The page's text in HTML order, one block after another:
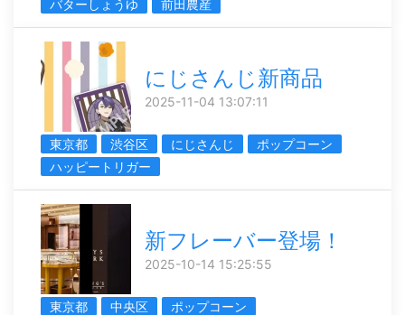
バターしょうゆ 前田農産
にじさんじ新商品
2025-11-04 13:07:11
東京都 渋谷区 にじさんじ
ポップコーン
ハッピートリガー
新フレーバー登場！
2025-10-14 15:25:55
東京都 中央区
ポップコーン